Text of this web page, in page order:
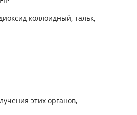
коллоидный, тальк,
этих органов,